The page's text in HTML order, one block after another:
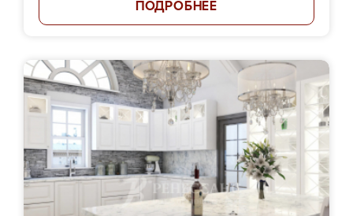
ПОДРОБНЕЕ